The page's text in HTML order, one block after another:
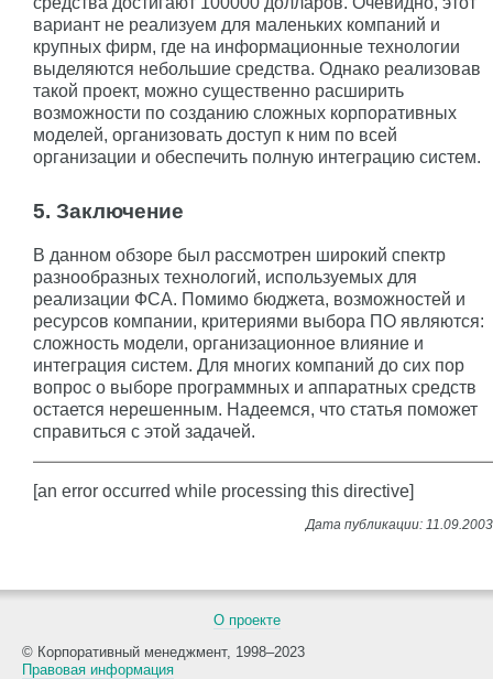
вариант не реализуем для маленьких компаний и
крупных фирм, где на информационные технологии
выделяются небольшие средства. Однако реализовав
такой проект, можно существенно расширить
возможности по созданию сложных корпоративных
моделей, организовать доступ к ним по всей
организации и обеспечить полную интеграцию систем.
5. Заключение
В данном обзоре был рассмотрен широкий спектр
разнообразных технологий, используемых для
реализации ФСА. Помимо бюджета, возможностей и
ресурсов компании, критериями выбора ПО являются:
сложность модели, организационное влияние и
интеграция систем. Для многих компаний до сих пор
вопрос о выборе программных и аппаратных средств
остается нерешенным. Надеемся, что статья поможет
справиться с этой задачей.
[an error occurred while processing this directive]
О проекте
© Корпоративный менеджмент, 1998–2023
Правовая информация